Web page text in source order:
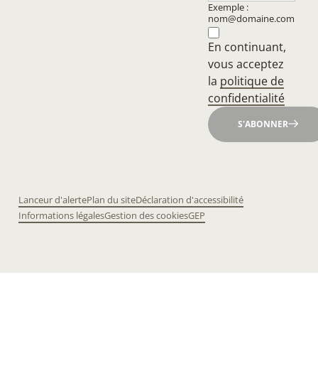
Exemple :
nom@domaine.com
En continuant,
vous acceptez
la politique de
confidentialité
S'ABONNER
Lanceur d'alertePlan du siteDéclaration d'accessibilité
Informations légalesGestion des cookiesGEP